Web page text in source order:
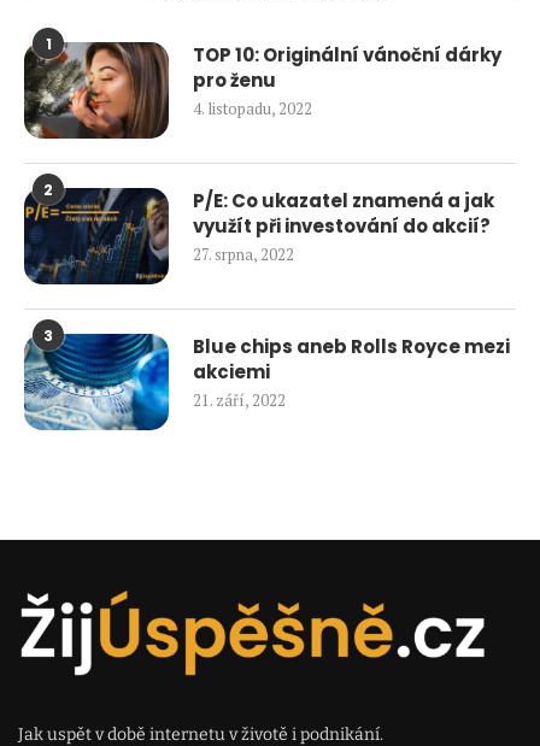
1
TOP 10: Originální vánoční dárky
pro ženu
4. listopadu, 2022
2
P/E: Co ukazatel znamená a jak
využít při investování do akcií?
27. srpna, 2022
3
Blue chips aneb Rolls Royce mezi
akciemi
21. září, 2022
Jak uspět v době internetu v životě i podnikání.